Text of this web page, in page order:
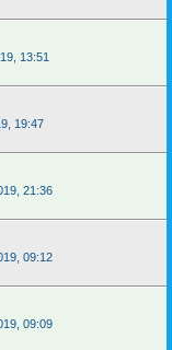
13:51
19:47
21:36
09:12
09:09